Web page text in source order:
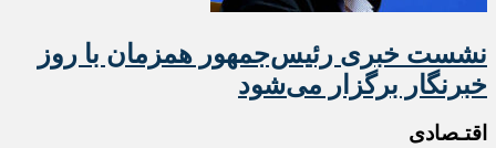
نشست خبری رئیس‌جمهور همزمان با روز
خبرنگار برگزار می‌شود
اقتـصادی